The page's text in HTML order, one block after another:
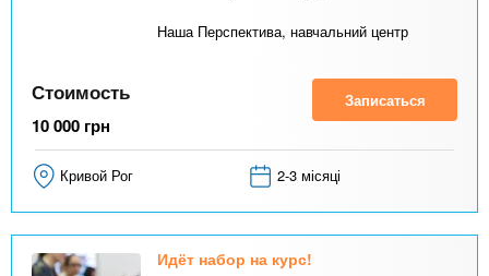
Наша Перспектива, навчальний центр
Стоимость
10 000 грн
Записаться
Кривой Рог 2-3 місяці
Идёт набор на курс!